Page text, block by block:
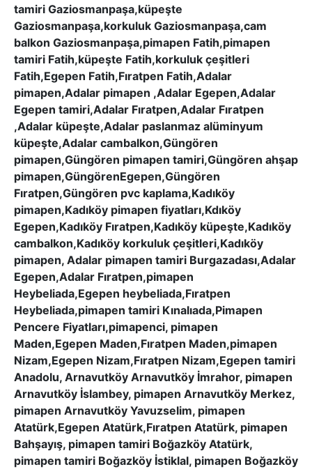
tamiri Gaziosmanpaşa,küpeşte
Gaziosmanpaşa,korkuluk Gaziosmanpaşa,cam
balkon Gaziosmanpaşa,pimapen Fatih,pimapen
tamiri Fatih,küpeşte Fatih,korkuluk çeşitleri
Fatih,Egepen Fatih,Fıratpen Fatih,Adalar
pimapen,Adalar pimapen ,Adalar Egepen,Adalar
Egepen tamiri,Adalar Fıratpen,Adalar Fıratpen
,Adalar küpeşte,Adalar paslanmaz alüminyum
küpeşte,Adalar cambalkon,Güngören
pimapen,Güngören pimapen tamiri,Güngören ahşap
pimapen,GüngörenEgepen,Güngören
Fıratpen,Güngören pvc kaplama,Kadıköy
pimapen,Kadıköy pimapen fiyatları,Kdıköy
Egepen,Kadıköy Fıratpen,Kadıköy küpeşte,Kadıköy
cambalkon,Kadıköy korkuluk çeşitleri,Kadıköy
pimapen, Adalar pimapen tamiri Burgazadası,Adalar
Egepen,Adalar Fıratpen,pimapen
Heybeliada,Egepen heybeliada,Fıratpen
Heybeliada,pimapen tamiri Kınalıada,Pimapen
Pencere Fiyatları,pimapenci, pimapen
Maden,Egepen Maden,Fıratpen Maden,pimapen
Nizam,Egepen Nizam,Fıratpen Nizam,Egepen tamiri
Anadolu, Arnavutköy Arnavutköy İmrahor, pimapen
Arnavutköy İslambey, pimapen Arnavutköy Merkez,
pimapen Arnavutköy Yavuzselim, pimapen
Atatürk,Egepen Atatürk,Fıratpen Atatürk, pimapen
Bahşayış, pimapen tamiri Boğazköy Atatürk,
pimapen tamiri Boğazköy İstiklal, pimapen Boğazköy